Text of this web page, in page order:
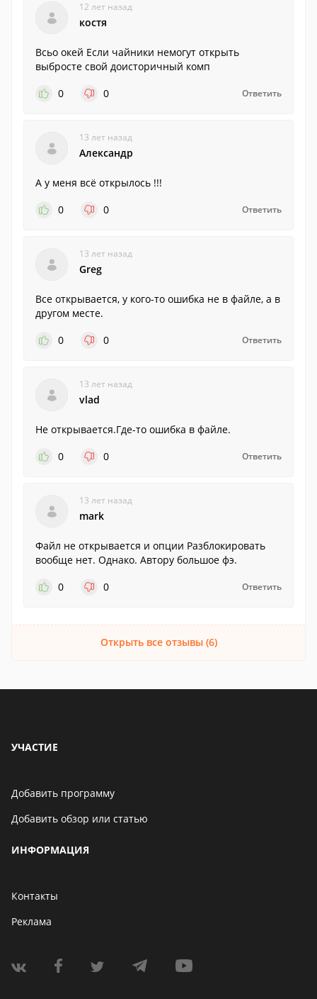
12 лет назад
костя
Всьо окей Если чайники немогут открыть
выбросте свой доисторичный комп
0
0 Ответить
13 лет назад
Александр
А у меня всё открылось !!!
0
0 Ответить
13 лет назад
Greg
Все открывается, у кого-то ошибка не в файле, а в
другом месте.
0
0 Ответить
13 лет назад
vlad
Не открывается.Где-то ошибка в файле.
0
0 Ответить
13 лет назад
mark
Файл не открывается и опции Разблокировать
вообще нет. Однако. Автору большое фэ.
0
0 Ответить
Открыть все отзывы (6)
УЧАСТИЕ
Добавить программу
Добавить обзор или статью
ИНФОРМАЦИЯ
Контакты
Реклама